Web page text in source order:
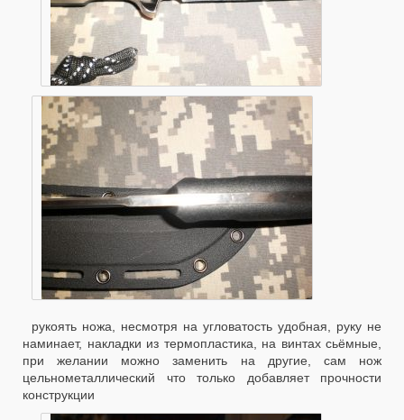
рукоять ножа, несмотря на угловатость удобная, руку не
наминает, накладки из термопластика, на винтах сьёмные,
при желании можно заменить на другие, сам нож
цельнометаллический что только добавляет прочности
конструкции